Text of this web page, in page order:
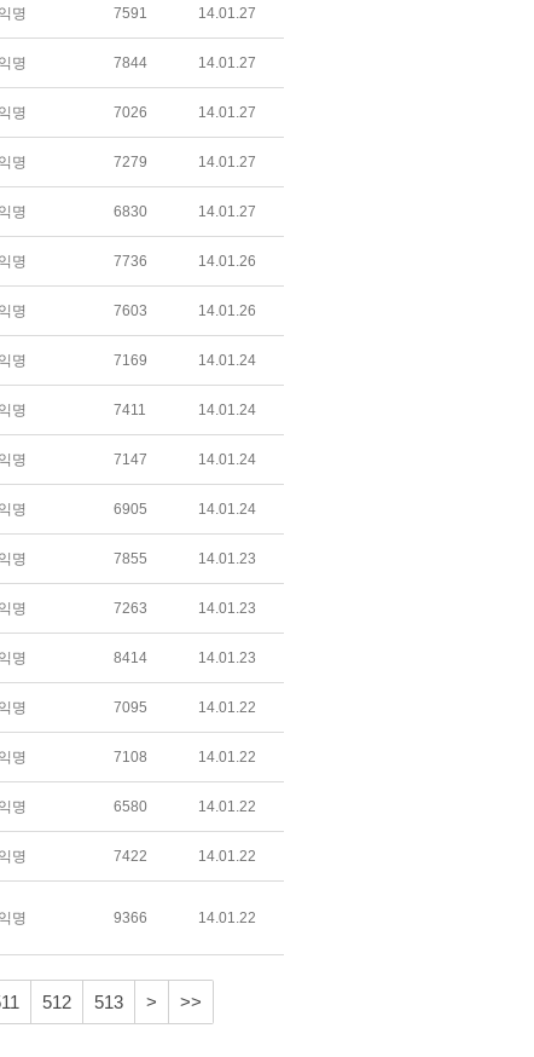
익명 7591 14.01.27
익명 7844 14.01.27
익명 7026 14.01.27
익명 7279 14.01.27
익명 6830 14.01.27
익명 7736 14.01.26
익명 7603 14.01.26
익명 7169 14.01.24
익명 7411 14.01.24
익명 7147 14.01.24
익명 6905 14.01.24
익명 7855 14.01.23
익명 7263 14.01.23
익명 8414 14.01.23
익명 7095 14.01.22
익명 7108 14.01.22
익명 6580 14.01.22
익명 7422 14.01.22
익명 9366 14.01.22
512 513 > >>